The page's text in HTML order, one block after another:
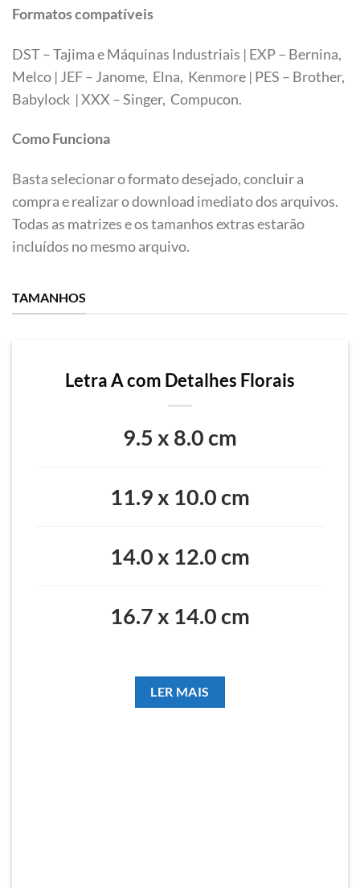
Formatos compatíveis
DST – Tajima e Máquinas Industriais | EXP – Bernina,
Melco | JEF – Janome, Elna, Kenmore | PES – Brother,
Babylock | XXX – Singer, Compucon.
Como Funciona
Basta selecionar o formato desejado, concluir a
compra e realizar o download imediato dos arquivos.
Todas as matrizes e os tamanhos extras estarão
incluídos no mesmo arquivo.
TAMANHOS
Letra A com Detalhes Florais
9.5 x 8.0 cm
11.9 x 10.0 cm
14.0 x 12.0 cm
16.7 x 14.0 cm
LER MAIS